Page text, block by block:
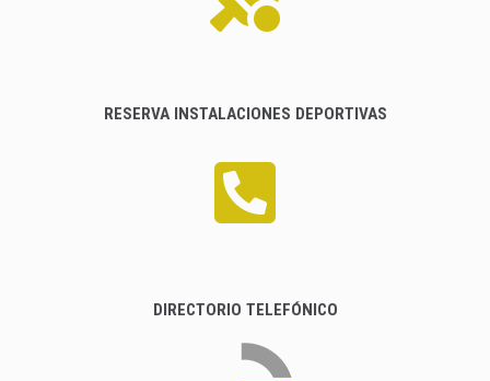
RESERVA INSTALACIONES DEPORTIVAS
DIRECTORIO TELEFÓNICO